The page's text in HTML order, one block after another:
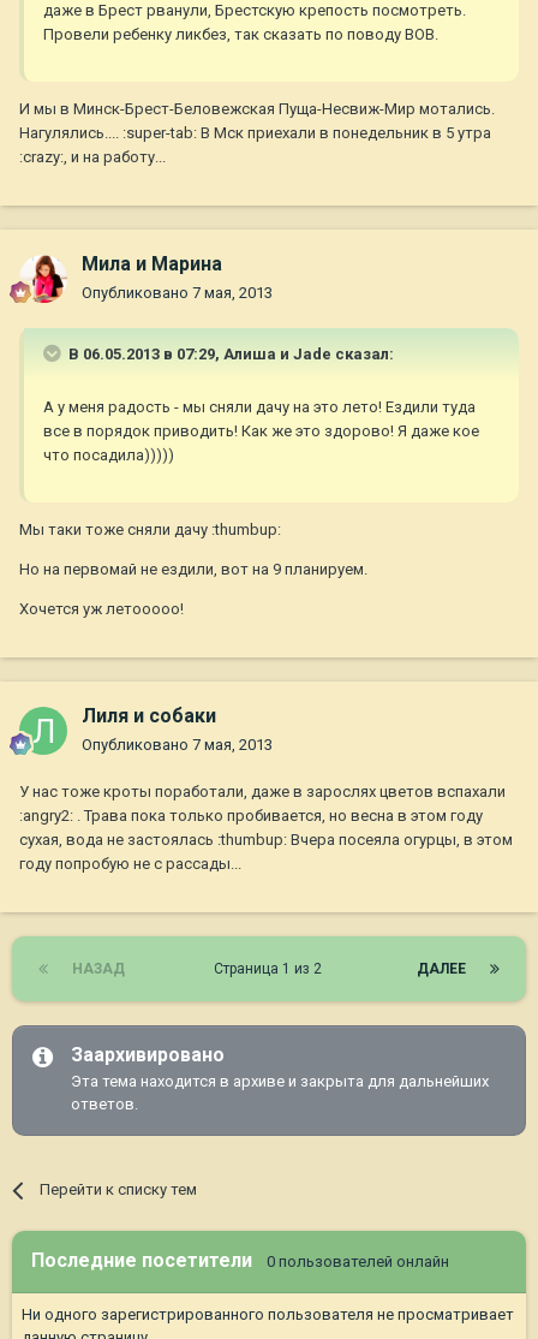
даже в Брест рванули, Брестскую крепость посмотреть.
Провели ребенку ликбез, так сказать по поводу ВОВ.
И мы в Минск-Брест-Беловежская Пуща-Несвиж-Мир мотались.
Нагулялись.... :super-tab: В Мск приехали в понедельник в 5 утра
:crazy:, и на работу...
Мила и Марина
Опубликовано 7 мая, 2013
В 06.05.2013 в 07:29, Алиша и Jade сказал:
А у меня радость - мы сняли дачу на это лето! Ездили туда
все в порядок приводить! Как же это здорово! Я даже кое
что посадила)))))
Мы таки тоже сняли дачу :thumbup:
Но на первомай не ездили, вот на 9 планируем.
Хочется уж летооооо!
Лиля и собаки
Опубликовано 7 мая, 2013
У нас тоже кроты поработали, даже в зарослях цветов вспахали
:angry2: . Трава пока только пробивается, но весна в этом году
сухая, вода не застоялась :thumbup: Вчера посеяла огурцы, в этом
году попробую не с рассады...
НАЗАД ДАЛЕЕ
Страница 1 из 2
Заархивировано
Эта тема находится в архиве и закрыта для дальнейших
ответов.
Перейти к списку тем
Последние посетители 0 пользователей онлайн
Ни одного зарегистрированного пользователя не просматривает